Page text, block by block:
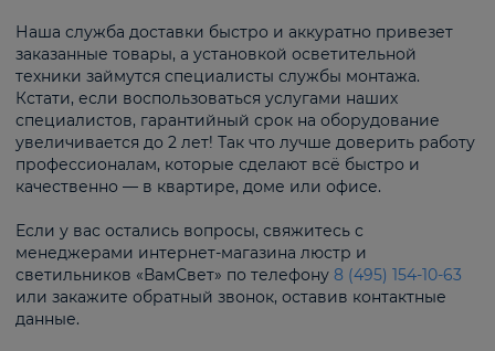
Наша служба доставки быстро и аккуратно привезет
заказанные товары, а установкой осветительной
техники займутся специалисты службы монтажа.
Кстати, если воспользоваться услугами наших
специалистов, гарантийный срок на оборудование
увеличивается до 2 лет! Так что лучше доверить работу
профессионалам, которые сделают всё быстро и
качественно — в квартире, доме или офисе.
Если у вас остались вопросы, свяжитесь с
менеджерами интернет-магазина люстр и
светильников «ВамСвет» по телефону 8 (495) 154-10-63
или закажите обратный звонок, оставив контактные
данные.